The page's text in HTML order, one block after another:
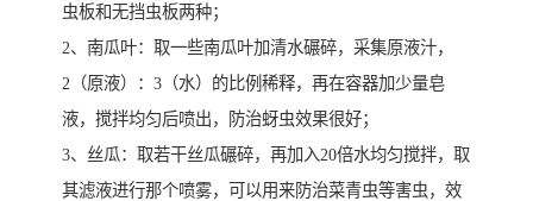
虫板和无挡虫板两种；
2、南瓜叶：取一些南瓜叶加清水碾碎，采集原液汁，
2（原液）：3（水）的比例稀释，再在容器加少量皂
液，搅拌均匀后喷出，防治蚜虫效果很好；
3、丝瓜：取若干丝瓜碾碎，再加入20倍水均匀搅拌，取
其滤液进行那个喷雾，可以用来防治菜青虫等害虫，效